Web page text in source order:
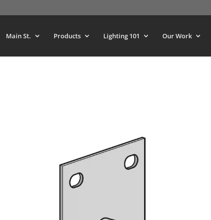
Main St. Products Lighting 101 Our Work